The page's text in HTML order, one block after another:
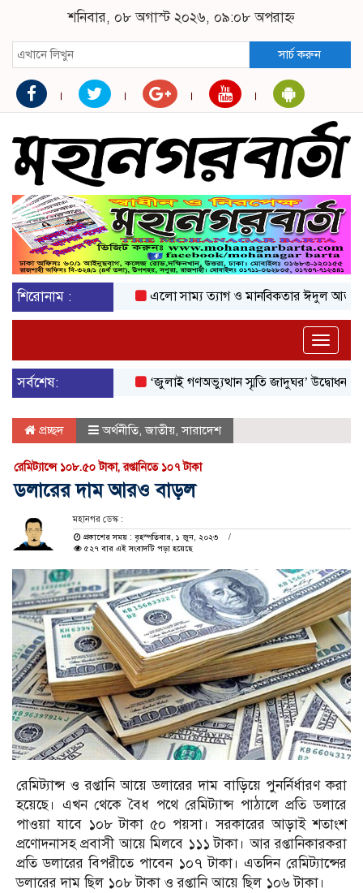
শনিবার, ০৮ অগাস্ট ২০২৬, ০৯:০৮ অপরাহ্ন
সার্চ করুন
শিরোনাম : এলো সাম্য ত্যাগ ও মানবিকতার ঈদুল আজহা
Toggle
সর্বশেষ:
‘জুলাই গণঅভ্যুত্থান স্মৃতি জাদুঘর’ উদ্বোধন করলেন
প্রচ্ছদ অর্থনীতি,জাতীয়,সারাদেশ
রেমিট্যান্সে ১০৮.৫০ টাকা, রপ্তানিতে ১০৭ টাকা
ডলারের দাম আরও বাড়ল
মহানগর ডেস্ক :
প্রকাশের সময় : বৃহস্পতিবার, ১ জুন, ২০২৩
৫২৭ বার এই সংবাদটি পড়া হয়েছে
রেমিট্যান্স ও রপ্তানি আয়ে ডলারের দাম বাড়িয়ে পুনর্নির্ধারণ করা
হয়েছে। এখন থেকে বৈধ পথে রেমিট্যান্স পাঠালে প্রতি ডলারে
পাওয়া যাবে ১০৮ টাকা ৫০ পয়সা। সরকারের আড়াই শতাংশ
প্রণোদনাসহ প্রবাসী আয়ে মিলবে ১১১ টাকা। আর রপ্তানিকারকরা
প্রতি ডলারের বিপরীতে পাবেন ১০৭ টাকা। এতদিন রেমিট্যান্সের
ডলারের দাম ছিল ১০৮ টাকা ও রপ্তানি আয়ে ছিল ১০৬ টাকা।